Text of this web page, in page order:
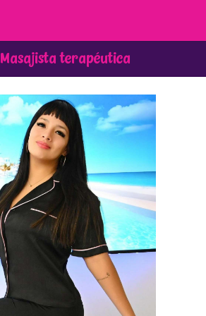
Masajista terapéutica